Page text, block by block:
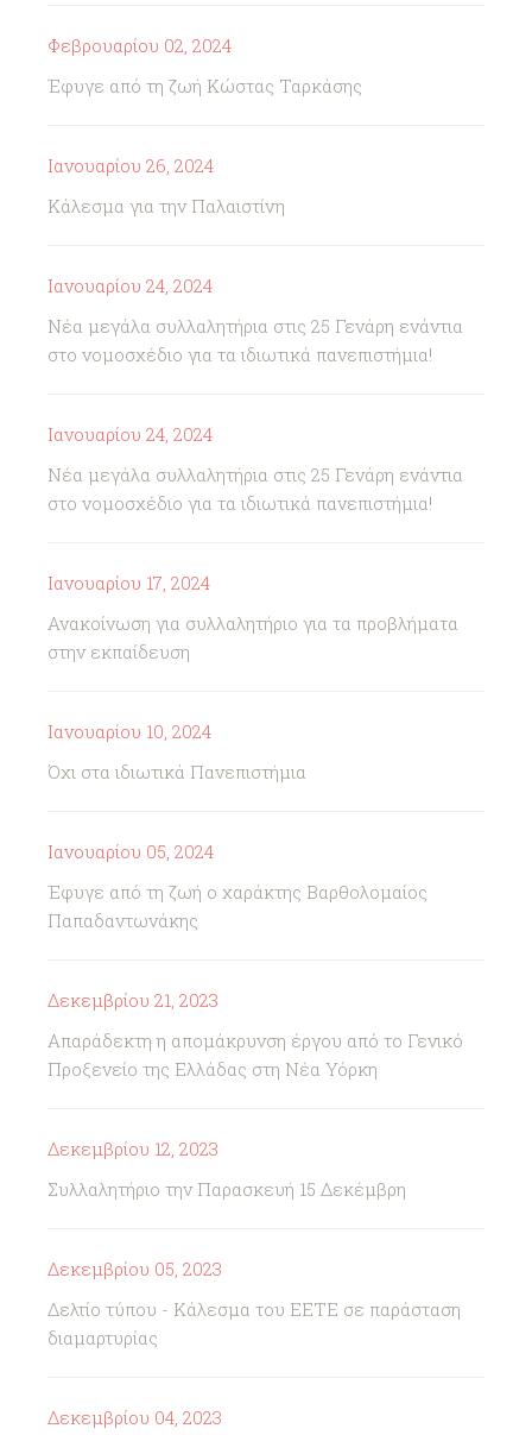
Φεβρουαρίου 02, 2024
Έφυγε από τη ζωή Κώστας Ταρκάσης
Ιανουαρίου 26, 2024
Κάλεσμα για την Παλαιστίνη
Ιανουαρίου 24, 2024
Νέα μεγάλα συλλαλητήρια στις 25 Γενάρη ενάντια
στο νομοσχέδιο για τα ιδιωτικά πανεπιστήμια!
Ιανουαρίου 24, 2024
Νέα μεγάλα συλλαλητήρια στις 25 Γενάρη ενάντια
στο νομοσχέδιο για τα ιδιωτικά πανεπιστήμια!
Ιανουαρίου 17, 2024
Ανακοίνωση για συλλαλητήριο για τα προβλήματα
στην εκπαίδευση
Ιανουαρίου 10, 2024
Όχι στα ιδιωτικά Πανεπιστήμια
Ιανουαρίου 05, 2024
Έφυγε από τη ζωή ο χαράκτης Βαρθολομαίος
Παπαδαντωνάκης
Δεκεμβρίου 21, 2023
Απαράδεκτη η απομάκρυνση έργου από το Γενικό
Προξενείο της Ελλάδας στη Νέα Υόρκη
Δεκεμβρίου 12, 2023
Συλλαλητήριο την Παρασκευή 15 Δεκέμβρη
Δεκεμβρίου 05, 2023
Δελτίο τύπου - Κάλεσμα του ΕΕΤΕ σε παράσταση
διαμαρτυρίας
Δεκεμβρίου 04, 2023